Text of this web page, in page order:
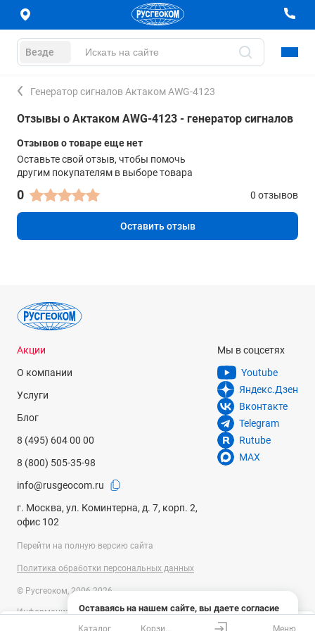
Везде
Генератор сигналов Актаком AWG-4123
Отзывы о Актаком AWG-4123 - генератор сигналов
Отзывов о товаре еще нет
Оставьте свой отзыв, чтобы помочь
другим покупателям в выборе товара
0 0 отзывов
Оставить отзыв
Оставаясь на нашем сайте, вы даете согласие
на использование файлов cookies и сбор данных
Акции
О компании
Услуги
Блог
8 (495) 604 00 00
8 (800) 505-35-98
info@rusgeocom.ru
г. Москва, ул. Коминтерна, д. 7, корп. 2,
офис 102
Мы в соцсетях
Youtube
Яндекс.Дзен
Вконтакте
Telegram
Rutube
MAX
Перейти на полную версию сайта
Политика обработки персональных данных
© Русгеоком, 2006-2026
Информация на сайте носит справочный характер и не является
публичной офертой, определяемой положениями Статьи 437
Каталог Меню